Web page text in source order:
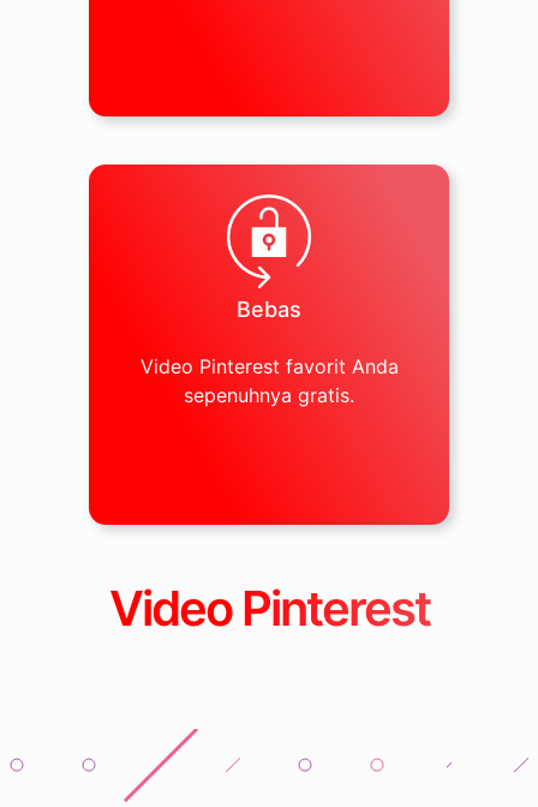
Bebas
Video Pinterest favorit Anda
sepenuhnya gratis.
Video Pinterest